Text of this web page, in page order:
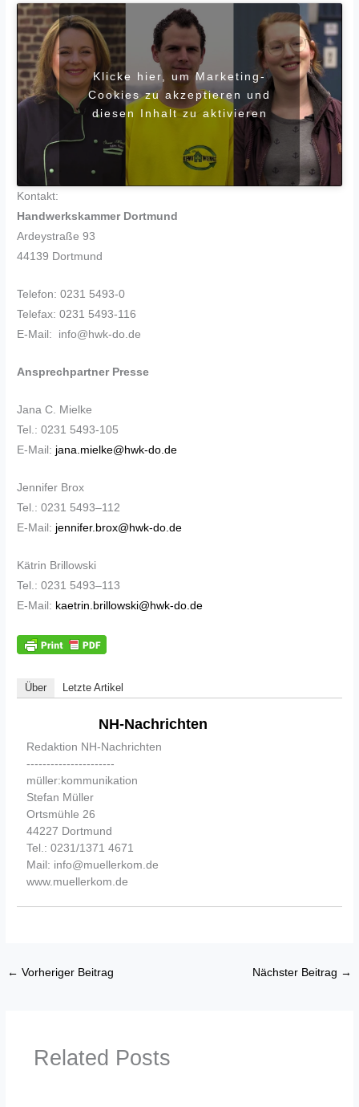
Klicke hier, um Marketing-
Cookies zu akzeptieren und
diesen Inhalt zu aktivieren
Kontakt:
Handwerkskammer Dortmund
Ardeystraße 93
44139 Dortmund
Telefon: 0231 5493-0
Telefax: 0231 5493-116
E-Mail: info@hwk-do.de
Ansprechpartner Presse
Jana C. Mielke
Tel.: 0231 5493-105
E-Mail: jana.mielke@hwk-do.de
Jennifer Brox
Tel.: 0231 5493–112
E-Mail: jennifer.brox@hwk-do.de
Kätrin Brillowski
Tel.: 0231 5493–113
E-Mail: kaetrin.brillowski@hwk-do.de
Über Letzte Artikel
NH-Nachrichten
Redaktion NH-Nachrichten
----------------------
müller:kommunikation
Stefan Müller
Ortsmühle 26
44227 Dortmund
Tel.: 0231/1371 4671
Mail: info@muellerkom.de
www.muellerkom.de
← Vorheriger Beitrag Nächster Beitrag →
Related Posts